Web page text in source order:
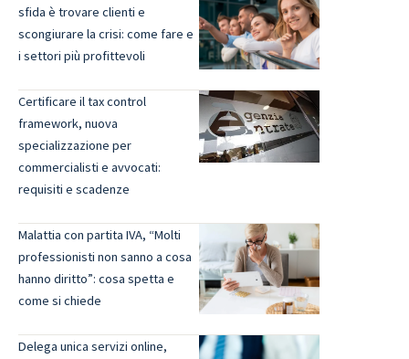
sfida è trovare clienti e
scongiurare la crisi: come fare e
i settori più profittevoli
Certificare il tax control
framework, nuova
specializzazione per
commercialisti e avvocati:
requisiti e scadenze
Malattia con partita IVA, “Molti
professionisti non sanno a cosa
hanno diritto”: cosa spetta e
come si chiede
Delega unica servizi online,